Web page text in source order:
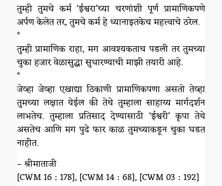
तुम्ही तुमचे कर्म ‘ईश्वरा’च्या चरणांशी पूर्ण प्रामाणिकपणे
अर्पण केलेत तर, तुमचे कर्म हे ध्यानाइतकेच महत्त्वाचे ठरेल.
*
तुम्ही प्रामाणिक राहा, मग आवश्यकताच पडली तर तुमच्या
चुका हजार वेळासुद्धा सुधारण्याची माझी तयारी आहे.
*
जेव्हा जेव्हा एखाद्या ठिकाणी प्रामाणिकपणा असतो तेव्हा
तुमच्या लक्षात येईल की तेथे तुम्हाला साहाय्य मार्गदर्शन
लाभतेच. तुम्हाला प्रतिसाद देण्यासाठी ‘ईश्वरी’ कृपा तेथे
असतेच आणि मग पुढे फार काळ तुमच्याकडून चुका घडत
नाहीत.
– श्रीमाताजी
[CWM 16 : 178], [CWM 14 : 68], [CWM 03 : 192]